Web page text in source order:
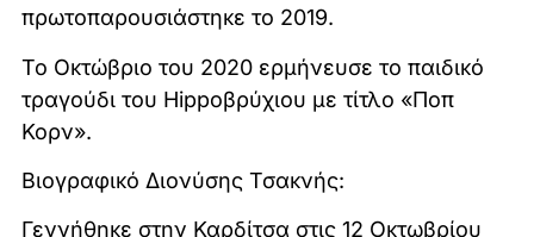
πρωτοπαρουσιάστηκε το 2019.
Το Οκτώβριο του 2020 ερμήνευσε το παιδικό
τραγούδι του Hippoβρύχιου με τίτλο «Ποπ
Κορν».
Βιογραφικό Διονύσης Τσακνής:
Γεννήθηκε στην Καρδίτσα στις 12 Οκτωβρίου